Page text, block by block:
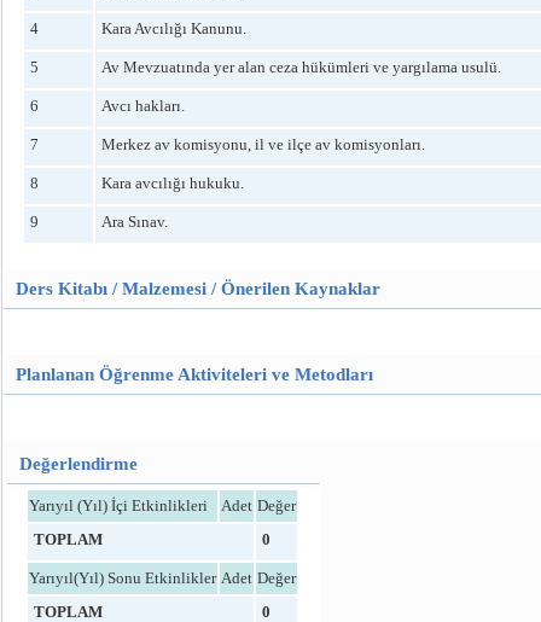
4 Kara Avcılığı Kanunu.
5 Av Mevzuatında yer alan ceza hükümleri ve yargılama usulü.
6 Avcı hakları.
7 Merkez av komisyonu, il ve ilçe av komisyonları.
8 Kara avcılığı hukuku.
9 Ara Sınav.
Ders Kitabı / Malzemesi / Önerilen Kaynaklar
Planlanan Öğrenme Aktiviteleri ve Metodları
Değerlendirme
Yarıyıl (Yıl) İçi Etkinlikleri Adet Değer
TOPLAM
0
Yarıyıl(Yıl) Sonu Etkinlikler Adet Değer
TOPLAM
0